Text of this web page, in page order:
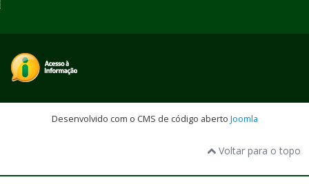
Desenvolvido com o CMS de código aberto Joomla
Voltar para o topo